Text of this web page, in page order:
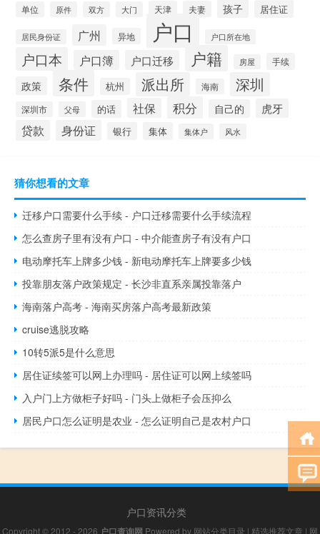
单位 原件 双方 大门 天津 夫妻 孩子 居住证
居民身份证 广州 异地 户口 户口所在地
户口本 户口簿 户口迁移 户籍 房屋 手续
政策 条件 杭州 派出所 海南 深圳
深圳市 父母 的话 社保 积分 自己的 虎牙
贷款 身份证 银行 集体 集体户 风水
猜你想看的文章
迁移户口需要什么手续 - 户口迁移需要什么手续流程
怎么查房子里有没有户口 - 中介能查房子有没有户口
电动摩托车上牌多少钱 - 新电动摩托车上牌要多少钱
投靠朋友落户政策规定 - 长沙非直系亲属投靠落户
海南落户高考 - 海南买房落户高考最新政策
cruise逃脱攻略
10转5派5是什么意思
居住证续签可以网上办理吗 - 居住证可以网上续签吗
入户门上方做柜子好吗 - 门头上做柜子会压抑么
居民户口怎么证明是农业 - 怎么证明自己是农村户口
户口资讯分类
Copyright © 2012 - 2026 户口查询网 Powered by 网站分类目录 | 精选推荐文章 | 网